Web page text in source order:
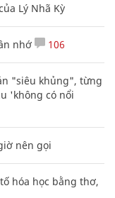
Lý Nhã Kỳ
nhớ 106
"siêu khủng", từng
'không có nổi
nên gọi
hóa học bằng thơ,